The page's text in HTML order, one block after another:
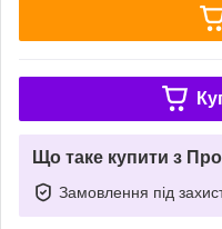
Що таке купити з
Замовлення під